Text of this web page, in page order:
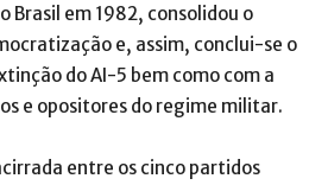
Brasil em 1982, consolidou o
e, assim, conclui-se o
do AI-5 bem como com a
e opositores do regime militar.
entre os cinco partidos